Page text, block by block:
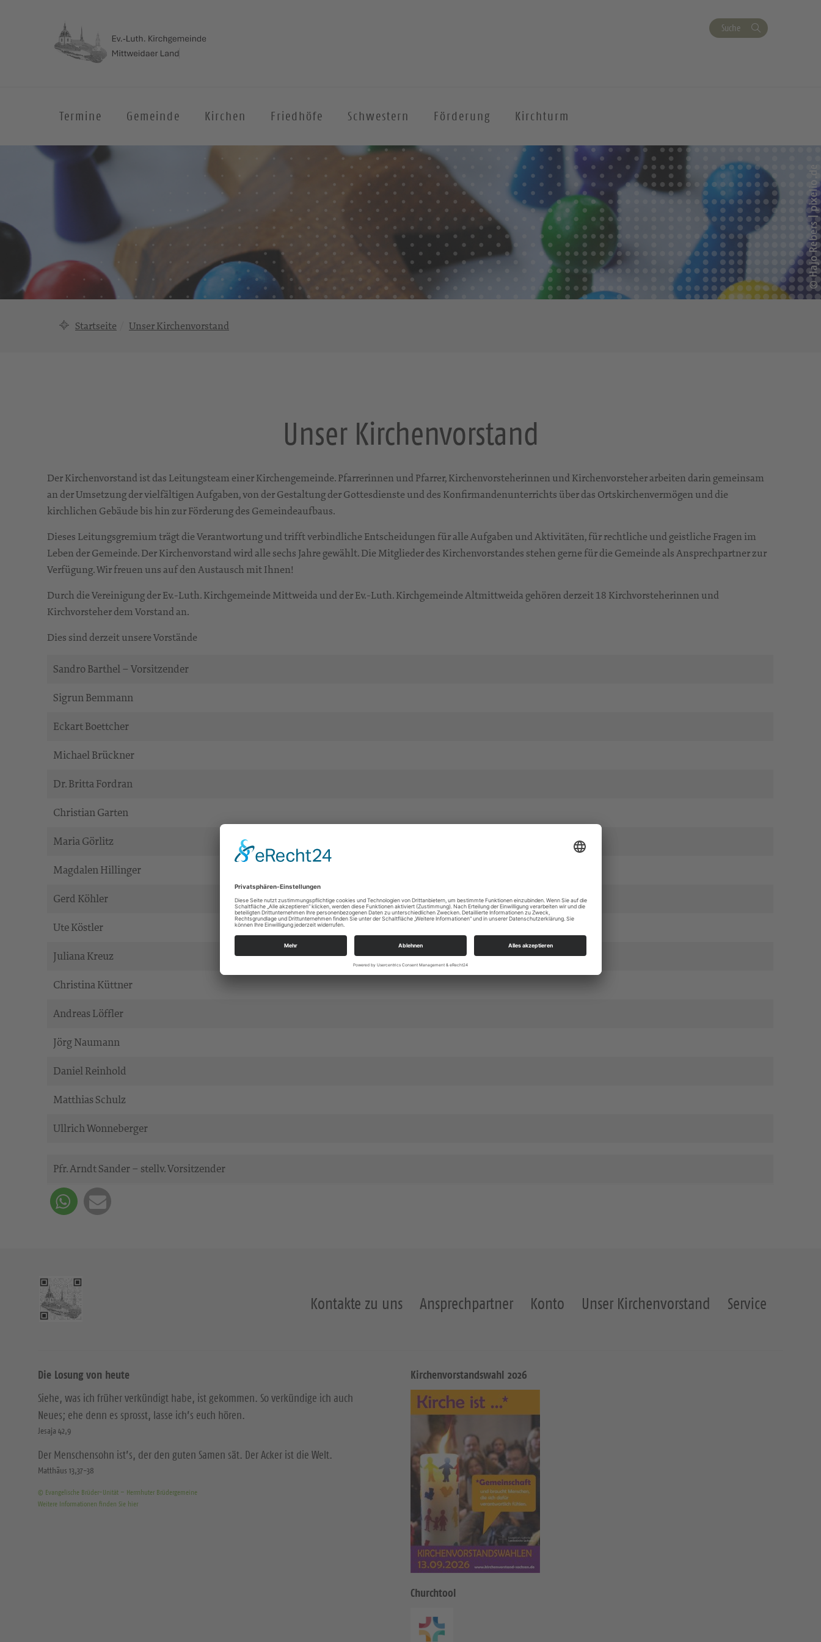
Suche
Termine Gemeinde Kirchen Friedhöfe Schwestern Förderung Kirchturm
Startseite Unser Kirchenvorstand
Unser Kirchenvorstand
Der Kirchenvorstand ist das Leitungsteam einer Kirchengemeinde. Pfarrerinnen und Pfarrer, Kirchenvorsteherinnen und Kirchenvorsteher arbeiten darin gemeinsam
an der Umsetzung der vielfältigen Aufgaben, von der Gestaltung der Gottesdienste und des Konfirmandenunterrichts über das Ortskirchenvermögen und die
kirchlichen Gebäude bis hin zur Förderung des Gemeindeaufbaus.
Dieses Leitungsgremium trägt die Verantwortung und trifft verbindliche Entscheidungen für alle Aufgaben und Aktivitäten, für rechtliche und geistliche Fragen im
Leben der Gemeinde. Der Kirchenvorstand wird alle sechs Jahre gewählt. Die Mitglieder des Kirchenvorstandes stehen gerne für die Gemeinde als Ansprechpartner zur
Verfügung. Wir freuen uns auf den Austausch mit Ihnen!
Durch die Vereinigung der Ev.-Luth. Kirchgemeinde Mittweida und der Ev.-Luth. Kirchgemeinde Altmittweida gehören derzeit 18 Kirchvorsteherinnen und
Kirchvorsteher dem Vorstand an.
Dies sind derzeit unsere Vorstände
Sandro Barthel – Vorsitzender
Sigrun Bemmann
Eckart Boettcher
Michael Brückner
Dr. Britta Fordran
Christian Garten
Maria Görlitz
Magdalen Hillinger
Gerd Köhler
Ute Köstler
Juliana Kreuz
Christina Küttner
Andreas Löffler
Jörg Naumann
Daniel Reinhold
Matthias Schulz
Ullrich Wonneberger
Pfr. Arndt Sander – stellv. Vorsitzender
Kontakte zu uns Ansprechpartner Konto Unser Kirchenvorstand Service
Die Losung von heute
Siehe, was ich früher verkündigt habe, ist gekommen. So verkündige ich auch
Neues; ehe denn es sprosst, lasse ich’s euch hören.
Jesaja 42,9
Der Menschensohn ist’s, der den guten Samen sät. Der Acker ist die Welt.
Matthäus 13,37-38
© Evangelische Brüder-Unität – Herrnhuter Brüdergemeine
Weitere Informationen finden Sie hier
Kirchenvorstandswahl 2026
Churchtool